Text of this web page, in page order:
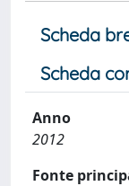
Scheda
Scheda
Anno
2012
Fonte